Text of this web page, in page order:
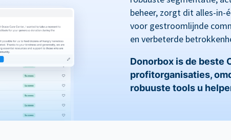
beheer, zorgt dit alles-
voor gestroomlijnde
en verbeterde
Donorbox is de beste
profitorganisaties,
robuuste tools u